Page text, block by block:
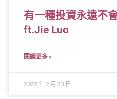
有一種投資永遠不
ft.Jie Luo
閱讀更多 »
2023 年 2 月 23 日